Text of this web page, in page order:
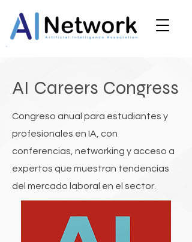
AI Careers Congress
Congreso anual para estudiantes y
profesionales en IA, con
conferencias, networking y acceso a
expertos que muestran tendencias
del mercado laboral en el sector.